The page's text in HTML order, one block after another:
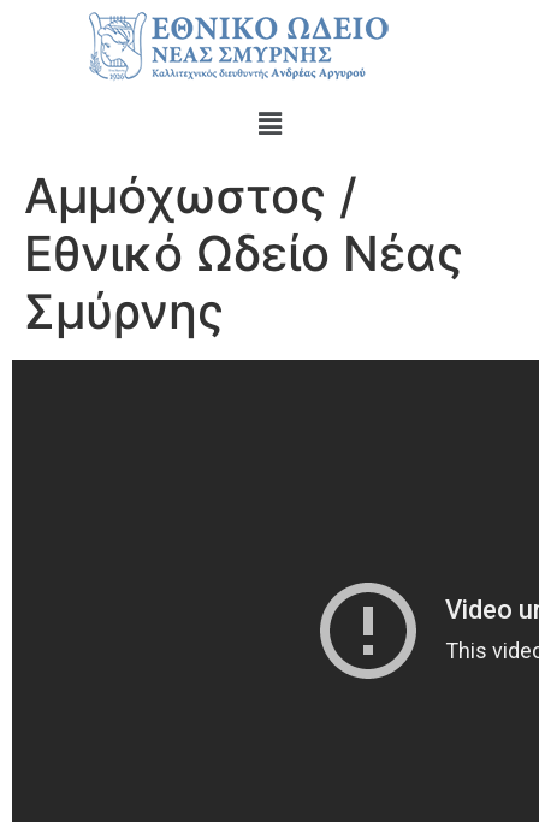
Αμμόχωστος /
Εθνικό Ωδείο Νέας
Σμύρνης